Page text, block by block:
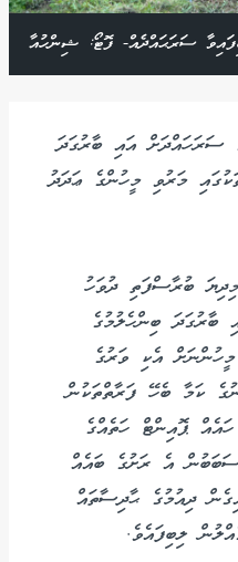
ސަރަޙައްދެއް- ފޮޓޯ: ޝިންހުއާ
ސަރަހައްދަށް އައި ބާރުގަދަ
މަރުވި މީހުންގެ ޢަދަދު
ބުރާސްފަތި ދުވަހު
ބާރުގަދަ ބިންހެލުމުގެ
އެކި ވަރުގެ
ކަމާ ބެހޭ ފަރާތްތަކުން
ޕޮއިންޓް ހަތެއްގެ
އެ ރަށުގެ ބައެއް
ދިއުމުގެ ޙާދިސާތައް
ލިބިފައެވެ.